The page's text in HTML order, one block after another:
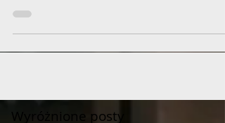
Wyróżnione posty